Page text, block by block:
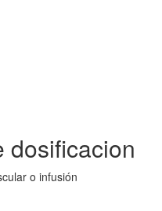
dosificacion
o infusión